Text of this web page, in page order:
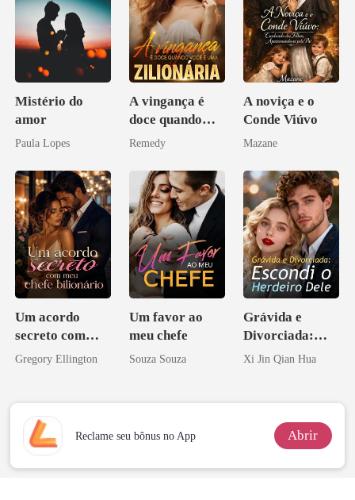
Mistério do
amor
Paula Lopes
A vingança é
doce quando
você é uma
Remedy
A noviça e o
Conde Viúvo
Mazane
Um acordo
secreto com
meu chefe
Gregory Ellington
Um favor ao
meu chefe
Souza Souza
Grávida e
Divorciada:
Escondi o
Xi Jin Qian Hua
Reclame seu bônus no App Abrir